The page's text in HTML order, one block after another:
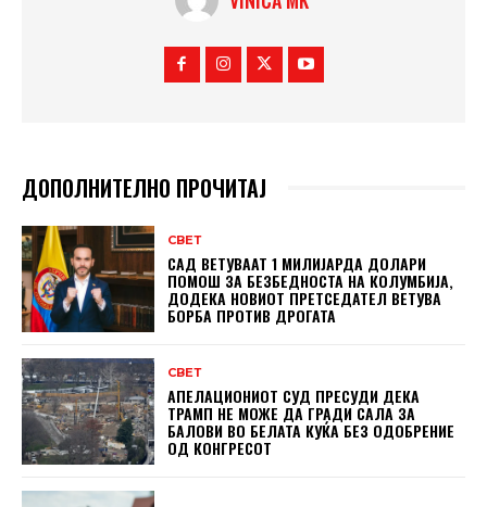
ДОПОЛНИТЕЛНО ПРОЧИТАЈ
СВЕТ
САД ВЕТУВААТ 1 МИЛИЈАРДА ДОЛАРИ
ПОМОШ ЗА БЕЗБЕДНОСТА НА КОЛУМБИЈА,
ДОДЕКА НОВИОТ ПРЕТСЕДАТЕЛ ВЕТУВА
БОРБА ПРОТИВ ДРОГАТА
СВЕТ
АПЕЛАЦИОНИОТ СУД ПРЕСУДИ ДЕКА
ТРАМП НЕ МОЖЕ ДА ГРАДИ САЛА ЗА
БАЛОВИ ВО БЕЛАТА КУЌА БЕЗ ОДОБРЕНИЕ
ОД КОНГРЕСОТ